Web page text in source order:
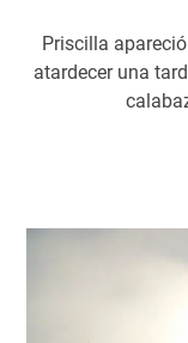
Priscilla
atardecer una